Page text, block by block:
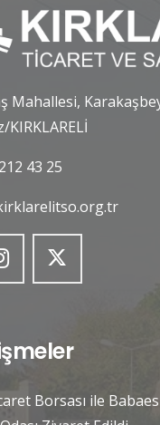
Mahallesi,
KIRKLARELİ
43 25
Borsası ile